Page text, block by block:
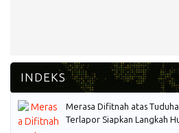
Merasa Difitnah atas
Terlapor Siapkan Langkah